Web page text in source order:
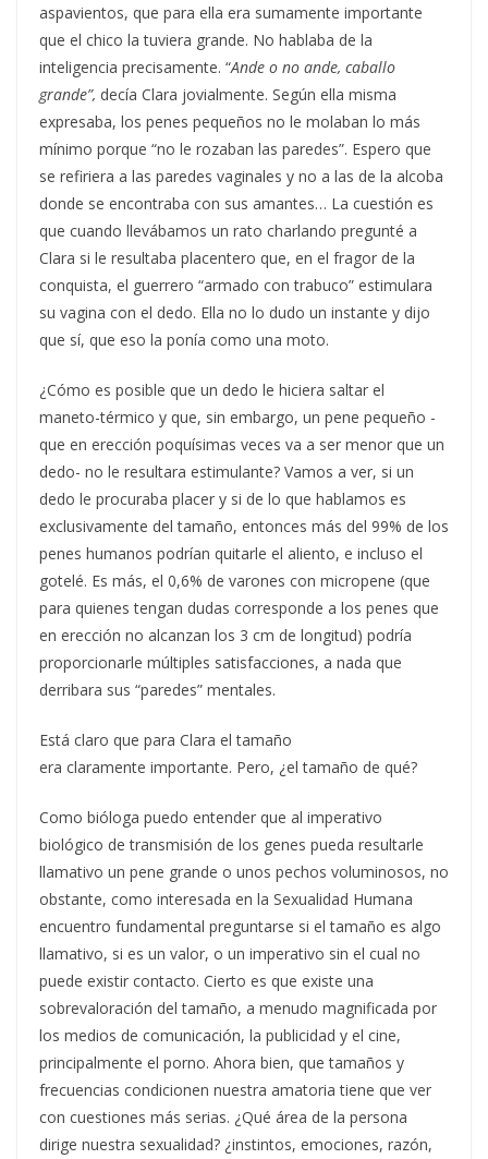
aspavientos, que para ella era sumamente importante
que el chico la tuviera grande. No hablaba de la
inteligencia precisamente. “Ande o no ande, caballo
grande”, decía Clara jovialmente. Según ella misma
expresaba, los penes pequeños no le molaban lo más
mínimo porque “no le rozaban las paredes”. Espero que
se refiriera a las paredes vaginales y no a las de la alcoba
donde se encontraba con sus amantes… La cuestión es
que cuando llevábamos un rato charlando pregunté a
Clara si le resultaba placentero que, en el fragor de la
conquista, el guerrero “armado con trabuco” estimulara
su vagina con el dedo. Ella no lo dudo un instante y dijo
que sí, que eso la ponía como una moto.
¿Cómo es posible que un dedo le hiciera saltar el
maneto-térmico y que, sin embargo, un pene pequeño -
que en erección poquísimas veces va a ser menor que un
dedo- no le resultara estimulante? Vamos a ver, si un
dedo le procuraba placer y si de lo que hablamos es
exclusivamente del tamaño, entonces más del 99% de los
penes humanos podrían quitarle el aliento, e incluso el
gotelé. Es más, el 0,6% de varones con micropene (que
para quienes tengan dudas corresponde a los penes que
en erección no alcanzan los 3 cm de longitud) podría
proporcionarle múltiples satisfacciones, a nada que
derribara sus “paredes” mentales.
Está claro que para Clara el tamaño
era claramente importante. Pero, ¿el tamaño de qué?
Como bióloga puedo entender que al imperativo
biológico de transmisión de los genes pueda resultarle
llamativo un pene grande o unos pechos voluminosos, no
obstante, como interesada en la Sexualidad Humana
encuentro fundamental preguntarse si el tamaño es algo
llamativo, si es un valor, o un imperativo sin el cual no
puede existir contacto. Cierto es que existe una
sobrevaloración del tamaño, a menudo magnificada por
los medios de comunicación, la publicidad y el cine,
principalmente el porno. Ahora bien, que tamaños y
frecuencias condicionen nuestra amatoria tiene que ver
con cuestiones más serias. ¿Qué área de la persona
dirige nuestra sexualidad? ¿instintos, emociones, razón,